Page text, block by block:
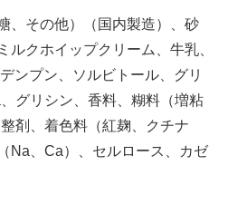
、その他）（国内製造）、砂
ルクホイップクリーム、牛乳、
ンプン、ソルビトール、グリ
グリシン、香料、糊料（増粘
剤、着色料（紅麹、クチナ
Na、Ca）、セルロース、カゼ